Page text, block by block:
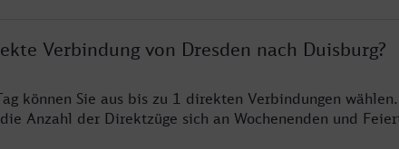
Verbindung von Dresden nach Duisburg?
können Sie aus bis zu 1 direkten Verbindungen
Anzahl der Direktzüge sich an Wochenenden und